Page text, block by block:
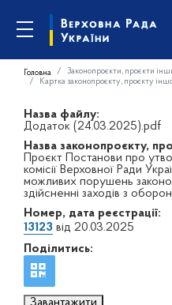
Головна Законопроєкти, проєкти
Картка законопроєкту, проєкту
Назва файлу:
Додаток (24.03.2025).pdf
Назва законопроєкту,
Проєкт Постанови про
комісії Верховної Ради
можливих порушень
здійсненні заходів з
Номер, дата реєстрації:
13123 від 20.03.2025
Поділитись: